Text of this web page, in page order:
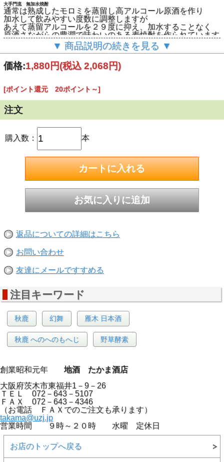
大手門流 無加水焼酎
通常は熟成したモロミを蒸留し高アルコール原酒を作り
加水して飲みやすい度数に調整しますが
あえて蒸留アルコールを２９度に抑え、加水することなく
原酒さながらの豊潤で味わいのある麦焼酎を作られています
宮崎産の麦にしのほしを原料に、麦麹で仕込まれた麦100％
焼酎
発酵にはワイン酵母が用いられています
ゆったりとした旨さがたなびきます
先ずはストレートにて素顔をお楽しみください
原材料：麦 宮崎産にしのほし 麦麹 ワイン酵母仕込 ア
▼ 商品説明の続きを見る ▼
価格:1,880円(税込 2,068円)
[ポイント還元 20ポイント～]
注文
購入数： 本
返品についての詳細はこちら
お問い合わせ
友達にメールですすめる
注目キーワード
秋鹿 幻舞 雁木 日本酒
秋鹿 へのへのもへじ 野草酵素
創業昭和元年 地酒 たかま酒店
大阪府茨木市東福井1－9－26
ＴＥＬ 072－643－5107
ＦＡＸ 072－643－4346
（お電話 ＦＡＸでのご注文も承ります）
takama@uzj.jp
営業時間 ９時～２０時 水曜 定休日
お店のトップへ戻る